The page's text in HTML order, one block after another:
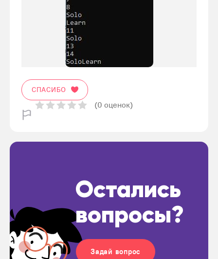
СПАСИБО
(0 оценок)
Остались
вопросы?
Задай вопрос